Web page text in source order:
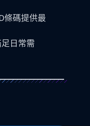
條碼提供最
日常需